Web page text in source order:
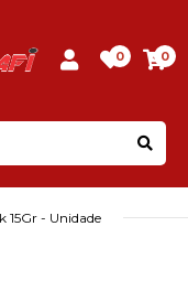
0 0
15Gr - Unidade